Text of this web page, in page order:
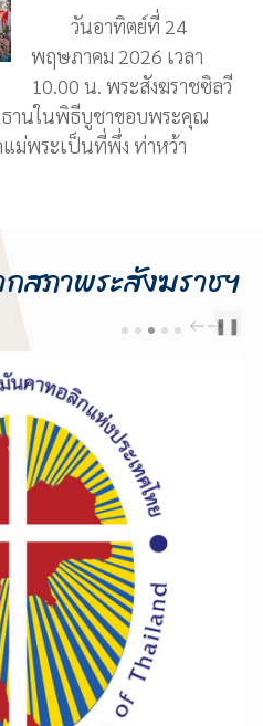
วันอาทิตย์ที่ 24
พฤษภาคม 2026 เวลา
10.00 น. พระสังฆราชซิลวี
านในพิธีบูชาขอบพระคุณ
ม่พระเป็นที่พึ่ง ท่าหว้า
สภาพระสังฆราชฯ
PREVNEXT
❚❚